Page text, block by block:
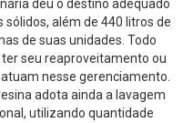
deu o destino adequado
além de 440 litros de
de suas unidades. Todo
seu reaproveitamento ou
nesse gerenciamento.
adota ainda a lavagem
utilizando quantidade